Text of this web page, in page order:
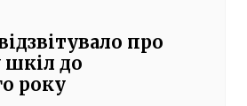
про
шкіл до
року